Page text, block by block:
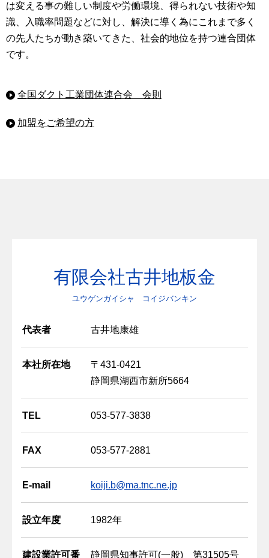
は変える事の難しい制度や労働環境、得られない技術や知
識、入職率問題などに対し、解決に導く為にこれまで多く
の先人たちが動き築いてきた、社会的地位を持つ連合団体
です。
全国ダクト工業団体連合会 会則
加盟をご希望の方
有限会社古井地板金
ユウゲンガイシャ コイジバンキン
代表者 古井地康雄
本社所在地
〒431-0421
静岡県湖西市新所5664
TEL 053-577-3838
FAX 053-577-2881
E-mail koiji.b@ma.tnc.ne.jp
設立年度 1982年
建設業許可番
静岡県知事許可(一般) 第31505号